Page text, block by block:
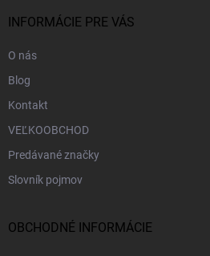
INFORMÁCIE PRE VÁS
O nás
Blog
Kontakt
VEĽKOOBCHOD
Predávané značky
Slovník pojmov
OBCHODNÉ INFORMÁCIE